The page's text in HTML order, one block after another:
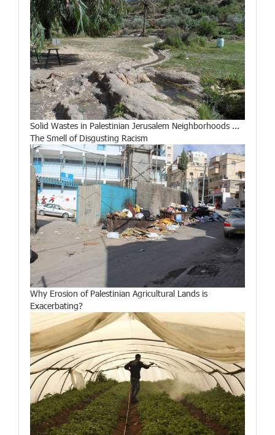
Solid Wastes in Palestinian Jerusalem Neighborhoods ...
The Smell of Disgusting Racism
Why Erosion of Palestinian Agricultural Lands is
Exacerbating?